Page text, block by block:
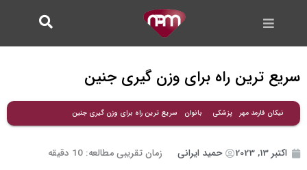
سریع ترین راه برای وزن گیری جنین
نیکان فارمد مهر پزشکی بانوان سریع ترین راه برای وزن گیری جنین
اکتبر 13, 2023 حمید ایرانی زمان تقریبی مطالعه: 10 دقیقه